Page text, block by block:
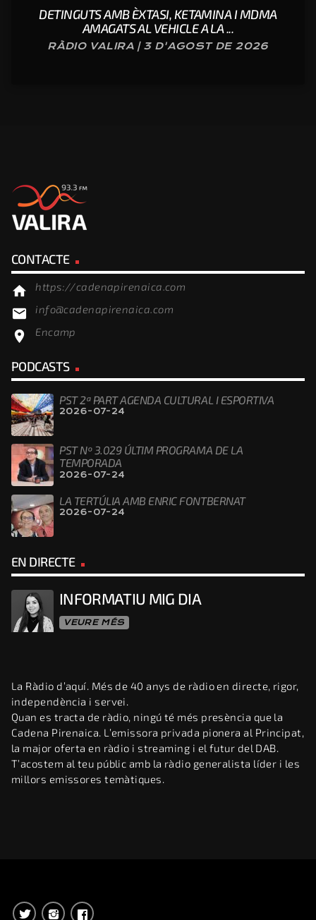
DETINGUTS AMB ÈXTASI, KETAMINA I MDMA
AMAGATS AL VEHICLE A LA ...
RÀDIO VALIRA | 3 D'AGOST DE 2026
CONTACTE
home https://cadenapirenaica.com
email info@cadenapirenaica.com
location_on Encamp
PODCASTS
PST 2ª PART AGENDA CULTURAL I ESPORTIVA
2026-07-24
PST Nº 3.029 ÚLTIM PROGRAMA DE LA
TEMPORADA
2026-07-24
LA TERTÚLIA AMB ENRIC FONTBERNAT
2026-07-24
EN DIRECTE
INFORMATIU MIG DIA
VEURE MÉS
La Ràdio d’aquí. Més de 40 anys de ràdio en directe, rigor,
independència i servei.
Quan es tracta de ràdio, ningú té més presència que la
Cadena Pirenaica. L’emissora privada pionera al Principat,
la major oferta en ràdio i streaming i el futur del DAB.
T’acostem al teu públic amb la ràdio generalista líder i les
millors emissores temàtiques.